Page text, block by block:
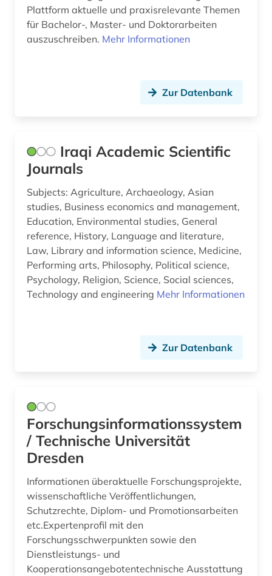
soziologie (1)
sprachwissenschaft (1)
strahlung (1)
südafrika (1)
technik (9)
technische universität clausthal (1)
technische universität dresden (1)
technische universität wien (1)
tieranatomie (1)
tiermedizin (1)
umwelt (1)
universität (3)
universität bamberg (2)
Plattform aktuelle und praxisrelevante Themen
für Bachelor-, Master- und Doktorarbeiten
auszuschreiben. Mehr Informationen
Zur Datenbank
Iraqi Academic Scientific
Journals
Subjects: Agriculture, Archaeology, Asian
studies, Business economics and management,
Education, Environmental studies, General
reference, History, Language and literature,
Law, Library and information science, Medicine,
Performing arts, Philosophy, Political science,
Psychology, Religion, Science, Social sciences,
Technology and engineering Mehr Informationen
Zur Datenbank
Forschungsinformationssystem
/ Technische Universität
Dresden
Informationen überaktuelle Forschungsprojekte,
wissenschaftliche Veröffentlichungen,
Schutzrechte, Diplom- und Promotionsarbeiten
etc.Expertenprofil mit den
Forschungsschwerpunkten sowie den
Dienstleistungs- und
Kooperationsangebotentechnische Ausstattung